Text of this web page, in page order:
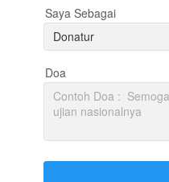
Saya Sebagai
Donatur
Doa